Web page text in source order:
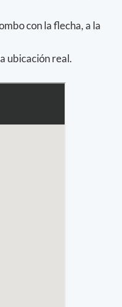
con la flecha, a la
ubicación real.